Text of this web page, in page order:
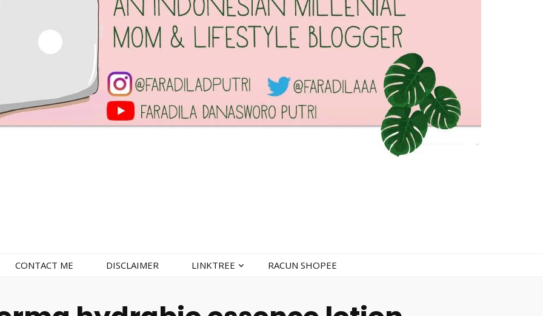
CONTACT ME DISCLAIMER LINKTREE RACUN SHOPEE